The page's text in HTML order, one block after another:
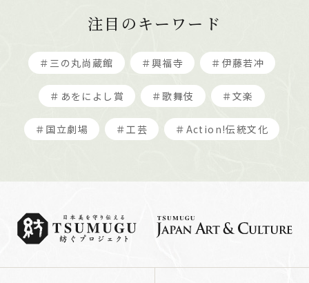
注目のキーワード
＃三の丸尚蔵館 ＃興福寺 ＃伊藤若冲
＃あをによし賞 ＃歌舞伎 ＃文楽
＃国立劇場 ＃工芸 ＃Action!伝統文化